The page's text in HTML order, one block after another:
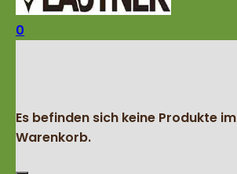
0
Es befinden sich keine Produkte im
Warenkorb.